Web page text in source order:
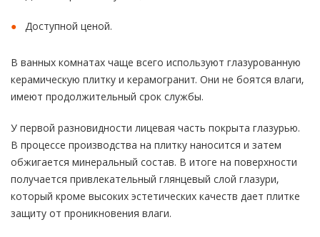
Доступной ценой.
В ванных комнатах чаще всего используют глазурованную
керамическую плитку и керамогранит. Они не боятся влаги,
имеют продолжительный срок службы.
У первой разновидности лицевая часть покрыта глазурью.
В процессе производства на плитку наносится и затем
обжигается минеральный состав. В итоге на поверхности
получается привлекательный глянцевый слой глазури,
который кроме высоких эстетических качеств дает плитке
защиту от проникновения влаги.